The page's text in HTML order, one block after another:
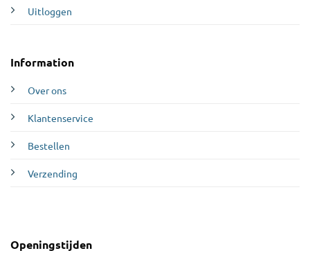
Uitloggen
Information
Over ons
Klantenservice
Bestellen
Verzending
Openingstijden